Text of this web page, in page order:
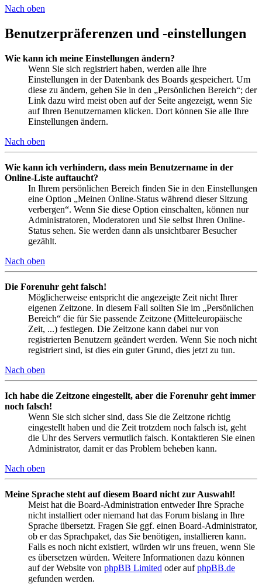
Nach oben
Benutzerpräferenzen und -einstellungen
Wie kann ich meine Einstellungen ändern?
Wenn Sie sich registriert haben, werden alle Ihre
Einstellungen in der Datenbank des Boards gespeichert. Um
diese zu ändern, gehen Sie in den „Persönlichen Bereich“; der
Link dazu wird meist oben auf der Seite angezeigt, wenn Sie
auf Ihren Benutzernamen klicken. Dort können Sie alle Ihre
Einstellungen ändern.
Nach oben
Wie kann ich verhindern, dass mein Benutzername in der
Online-Liste auftaucht?
In Ihrem persönlichen Bereich finden Sie in den Einstellungen
eine Option „Meinen Online-Status während dieser Sitzung
verbergen“. Wenn Sie diese Option einschalten, können nur
Administratoren, Moderatoren und Sie selbst Ihren Online-
Status sehen. Sie werden dann als unsichtbarer Besucher
gezählt.
Nach oben
Die Forenuhr geht falsch!
Möglicherweise entspricht die angezeigte Zeit nicht Ihrer
eigenen Zeitzone. In diesem Fall sollten Sie im „Persönlichen
Bereich“ die für Sie passende Zeitzone (Mitteleuropäische
Zeit, ...) festlegen. Die Zeitzone kann dabei nur von
registrierten Benutzern geändert werden. Wenn Sie noch nicht
registriert sind, ist dies ein guter Grund, dies jetzt zu tun.
Nach oben
Ich habe die Zeitzone eingestellt, aber die Forenuhr geht immer
noch falsch!
Wenn Sie sich sicher sind, dass Sie die Zeitzone richtig
eingestellt haben und die Zeit trotzdem noch falsch ist, geht
die Uhr des Servers vermutlich falsch. Kontaktieren Sie einen
Administrator, damit er das Problem beheben kann.
Nach oben
Meine Sprache steht auf diesem Board nicht zur Auswahl!
Meist hat die Board-Administration entweder Ihre Sprache
nicht installiert oder niemand hat das Forum bislang in Ihre
Sprache übersetzt. Fragen Sie ggf. einen Board-Administrator,
ob er das Sprachpaket, das Sie benötigen, installieren kann.
Falls es noch nicht existiert, würden wir uns freuen, wenn Sie
es übersetzen würden. Weitere Informationen dazu können
auf der Website von phpBB Limited oder aufphpBB.de
gefunden werden.